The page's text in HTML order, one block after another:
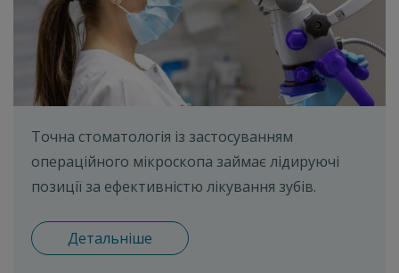
Точна стоматологія із застосуванням
операційного мікроскопа займає лідируючі
позиції за ефективністю лікування зубів.
Детальніше